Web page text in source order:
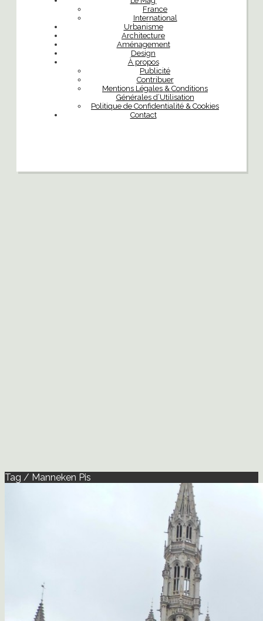
France
International
Urbanisme
Architecture
Aménagement
Design
À propos
Publicité
Contribuer
Mentions Légales & Conditions
Générales d’Utilisation
Politique de Confidentialité & Cookies
Contact
Tag / Manneken Pis